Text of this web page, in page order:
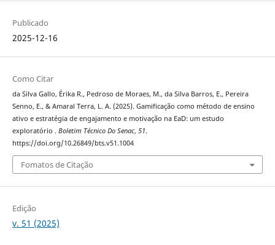
Publicado
2025-12-16
Como Citar
da Silva Gallo, Érika R., Pedroso de Moraes, M., da Silva Barros, E., Pereira
Senno, E., & Amaral Terra, L. A. (2025). Gamificação como método de ensino
ativo e estratégia de engajamento e motivação na EaD: um estudo
exploratório . Boletim Técnico Do Senac, 51.
https://doi.org/10.26849/bts.v51.1004
Fomatos de Citação
Edição
v. 51 (2025)